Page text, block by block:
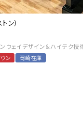
ン）
ウェイデザイン＆ハイテク技
ン 岡崎在庫